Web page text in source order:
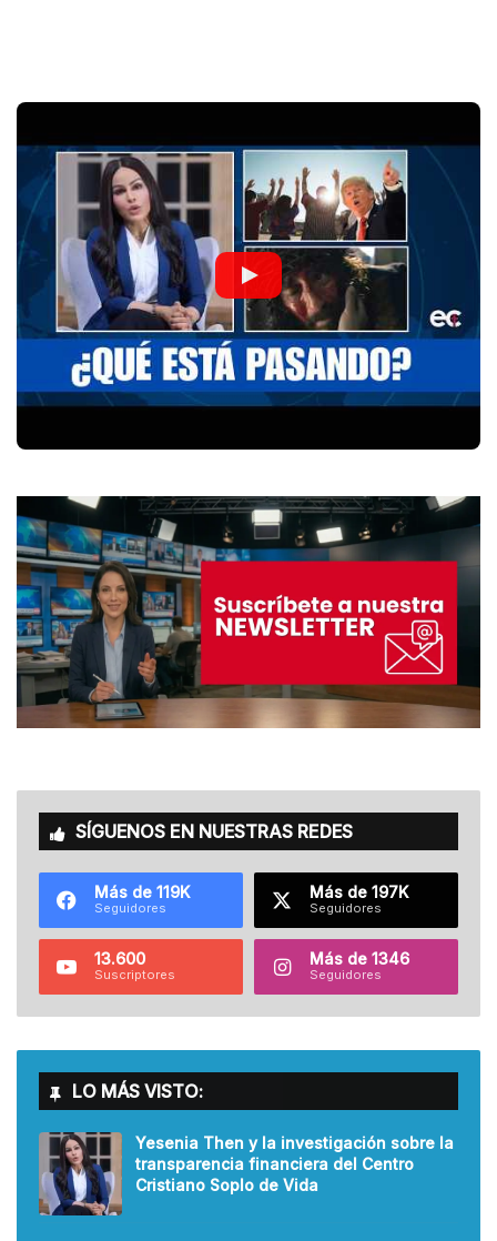
SÍGUENOS EN NUESTRAS REDES
Más de 119K
Seguidores
Más de 197K
Seguidores
13.600
Suscriptores
Más de 1346
Seguidores
LO MÁS VISTO:
Yesenia Then y la investigación sobre la
transparencia financiera del Centro
Cristiano Soplo de Vida